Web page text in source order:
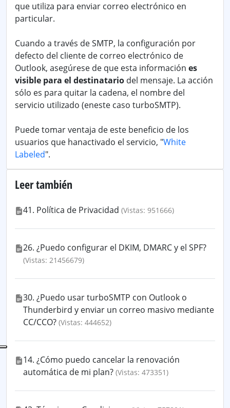
que utiliza para enviar correo electrónico en
particular.
Cuando a través de SMTP, la configuración por
defecto del cliente de correo electrónico de
Outlook, asegúrese de que esta información es
visible para el destinatario del mensaje. La acción
sólo es para quitar la cadena, el nombre del
servicio utilizado (eneste caso turboSMTP).
Puede tomar ventaja de este beneficio de los
usuarios que hanactivado el servicio, "White
Labeled".
Leer también
41. Política de Privacidad (Vistas: 951666)
26. ¿Puedo configurar el DKIM, DMARC y el SPF?
(Vistas: 21456679)
30. ¿Puedo usar turboSMTP con Outlook o
Thunderbird y enviar un correo masivo mediante
CC/CCO? (Vistas: 444652)
14. ¿Cómo puedo cancelar la renovación
automática de mi plan? (Vistas: 473351)